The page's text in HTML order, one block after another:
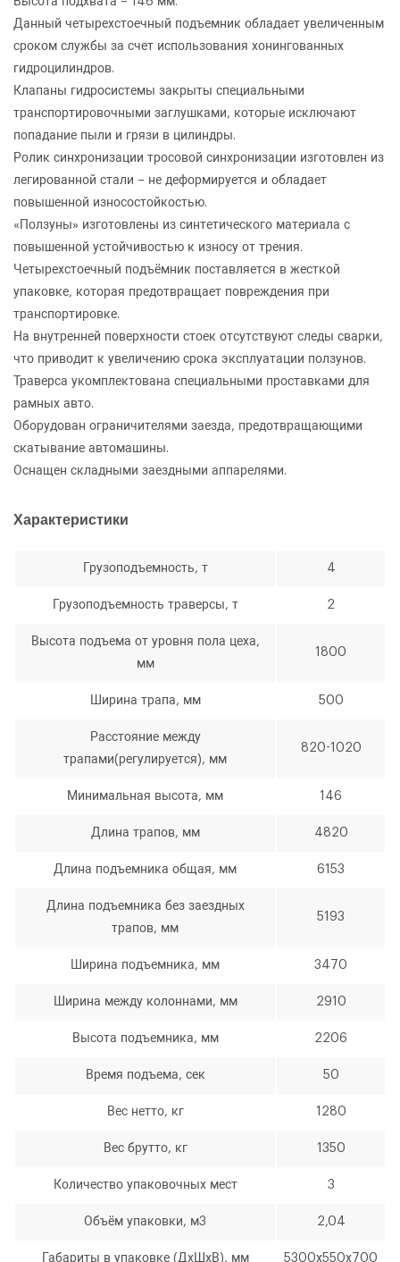
Данный четырехстоечный подъемник обладает увеличенным
сроком службы за счет использования хонингованных
гидроцилиндров.
Клапаны гидросистемы закрыты специальными
транспортировочными заглушками, которые исключают
попадание пыли и грязи в цилиндры.
Ролик синхронизации тросовой синхронизации изготовлен из
легированной стали – не деформируется и обладает
повышенной износостойкостью.
«Ползуны» изготовлены из синтетического материала с
повышенной устойчивостью к износу от трения.
Четырехстоечный подъёмник поставляется в жесткой
упаковке, которая предотвращает повреждения при
транспортировке.
На внутренней поверхности стоек отсутствуют следы сварки,
что приводит к увеличению срока эксплуатации ползунов.
Траверса укомплектована специальными проставками для
рамных авто.
Оборудован ограничителями заезда, предотвращающими
скатывание автомашины.
Оснащен складными заездными аппарелями.
Характеристики
Грузоподъемность, т 4
Грузоподъемность траверсы, т 2
Высота подъема от уровня пола цеха,
мм
1800
Ширина трапа, мм 500
Расстояние между
трапами(регулируется), мм
820-1020
Минимальная высота, мм 146
Длина трапов, мм 4820
Длина подъемника общая, мм 6153
Длина подъемника без заездных
трапов, мм
5193
Ширина подъемника, мм 3470
Ширина между колоннами, мм 2910
Высота подъемника, мм 2206
Время подъема, сек 50
Вес нетто, кг 1280
Вес брутто, кг 1350
Количество упаковочных мест 3
Объём упаковки, м3 2,04
Габариты в упаковке (ДхШхВ), мм 5300х550х700
ОФОРМИТЬ ЗАКАЗ
ES4D-4 Подъемник 4-хст. г/п 4т,эл/гидр. с
траверсой
-Уменьшить
на
еденицу
+Увеличить
еденицу
персональных данных
ЗАКАЗАТЬ ЗВОНОК
Я согласен с условиями
персональных данных